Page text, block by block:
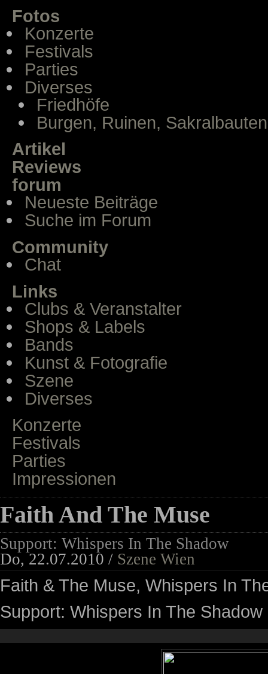
Fotos
Konzerte
Festivals
Parties
Diverses
Friedhöfe
Burgen, Ruinen, Sakralbauten
Artikel
Reviews
forum
Neueste Beiträge
Suche im Forum
Community
Chat
Links
Clubs & Veranstalter
Shops & Labels
Bands
Kunst & Fotografie
Szene
Diverses
Konzerte
Festivals
Parties
Impressionen
Faith And The Muse
Support: Whispers In The Shadow
Do, 22.07.2010 / Szene Wien
Faith & The Muse, Whispers In
Support: Whispers In The Shadow